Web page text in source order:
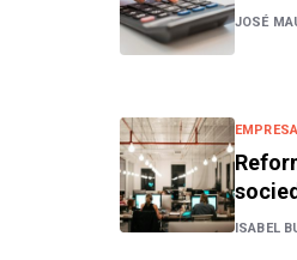
JOSÉ
ISABEL